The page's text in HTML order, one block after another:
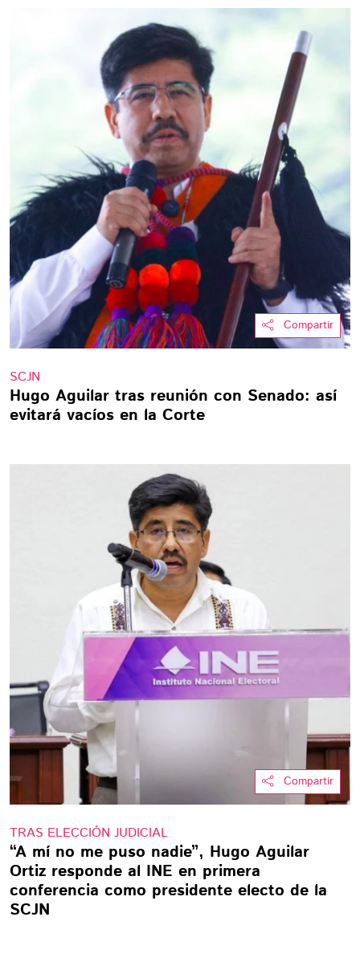
Compartir
SCJN
Hugo Aguilar tras reunión con Senado: así
evitará vacíos en la Corte
Compartir
TRAS ELECCIÓN JUDICIAL
“A mí no me puso nadie”, Hugo Aguilar
Ortiz responde al INE en primera
conferencia como presidente electo de la
SCJN